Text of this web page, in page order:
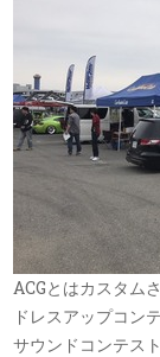
ACGとはカスタム
ドレスアップコン
サウンドコンテスト